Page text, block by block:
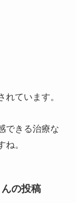
ています。
できる治療な
。
の投稿